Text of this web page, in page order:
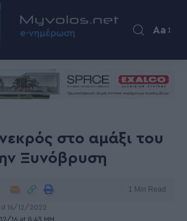
Aa
στο αμάξι του
Ξυνόβρυση
16 at 8:43 ΜΜ
16/12/2022
1 Min Read